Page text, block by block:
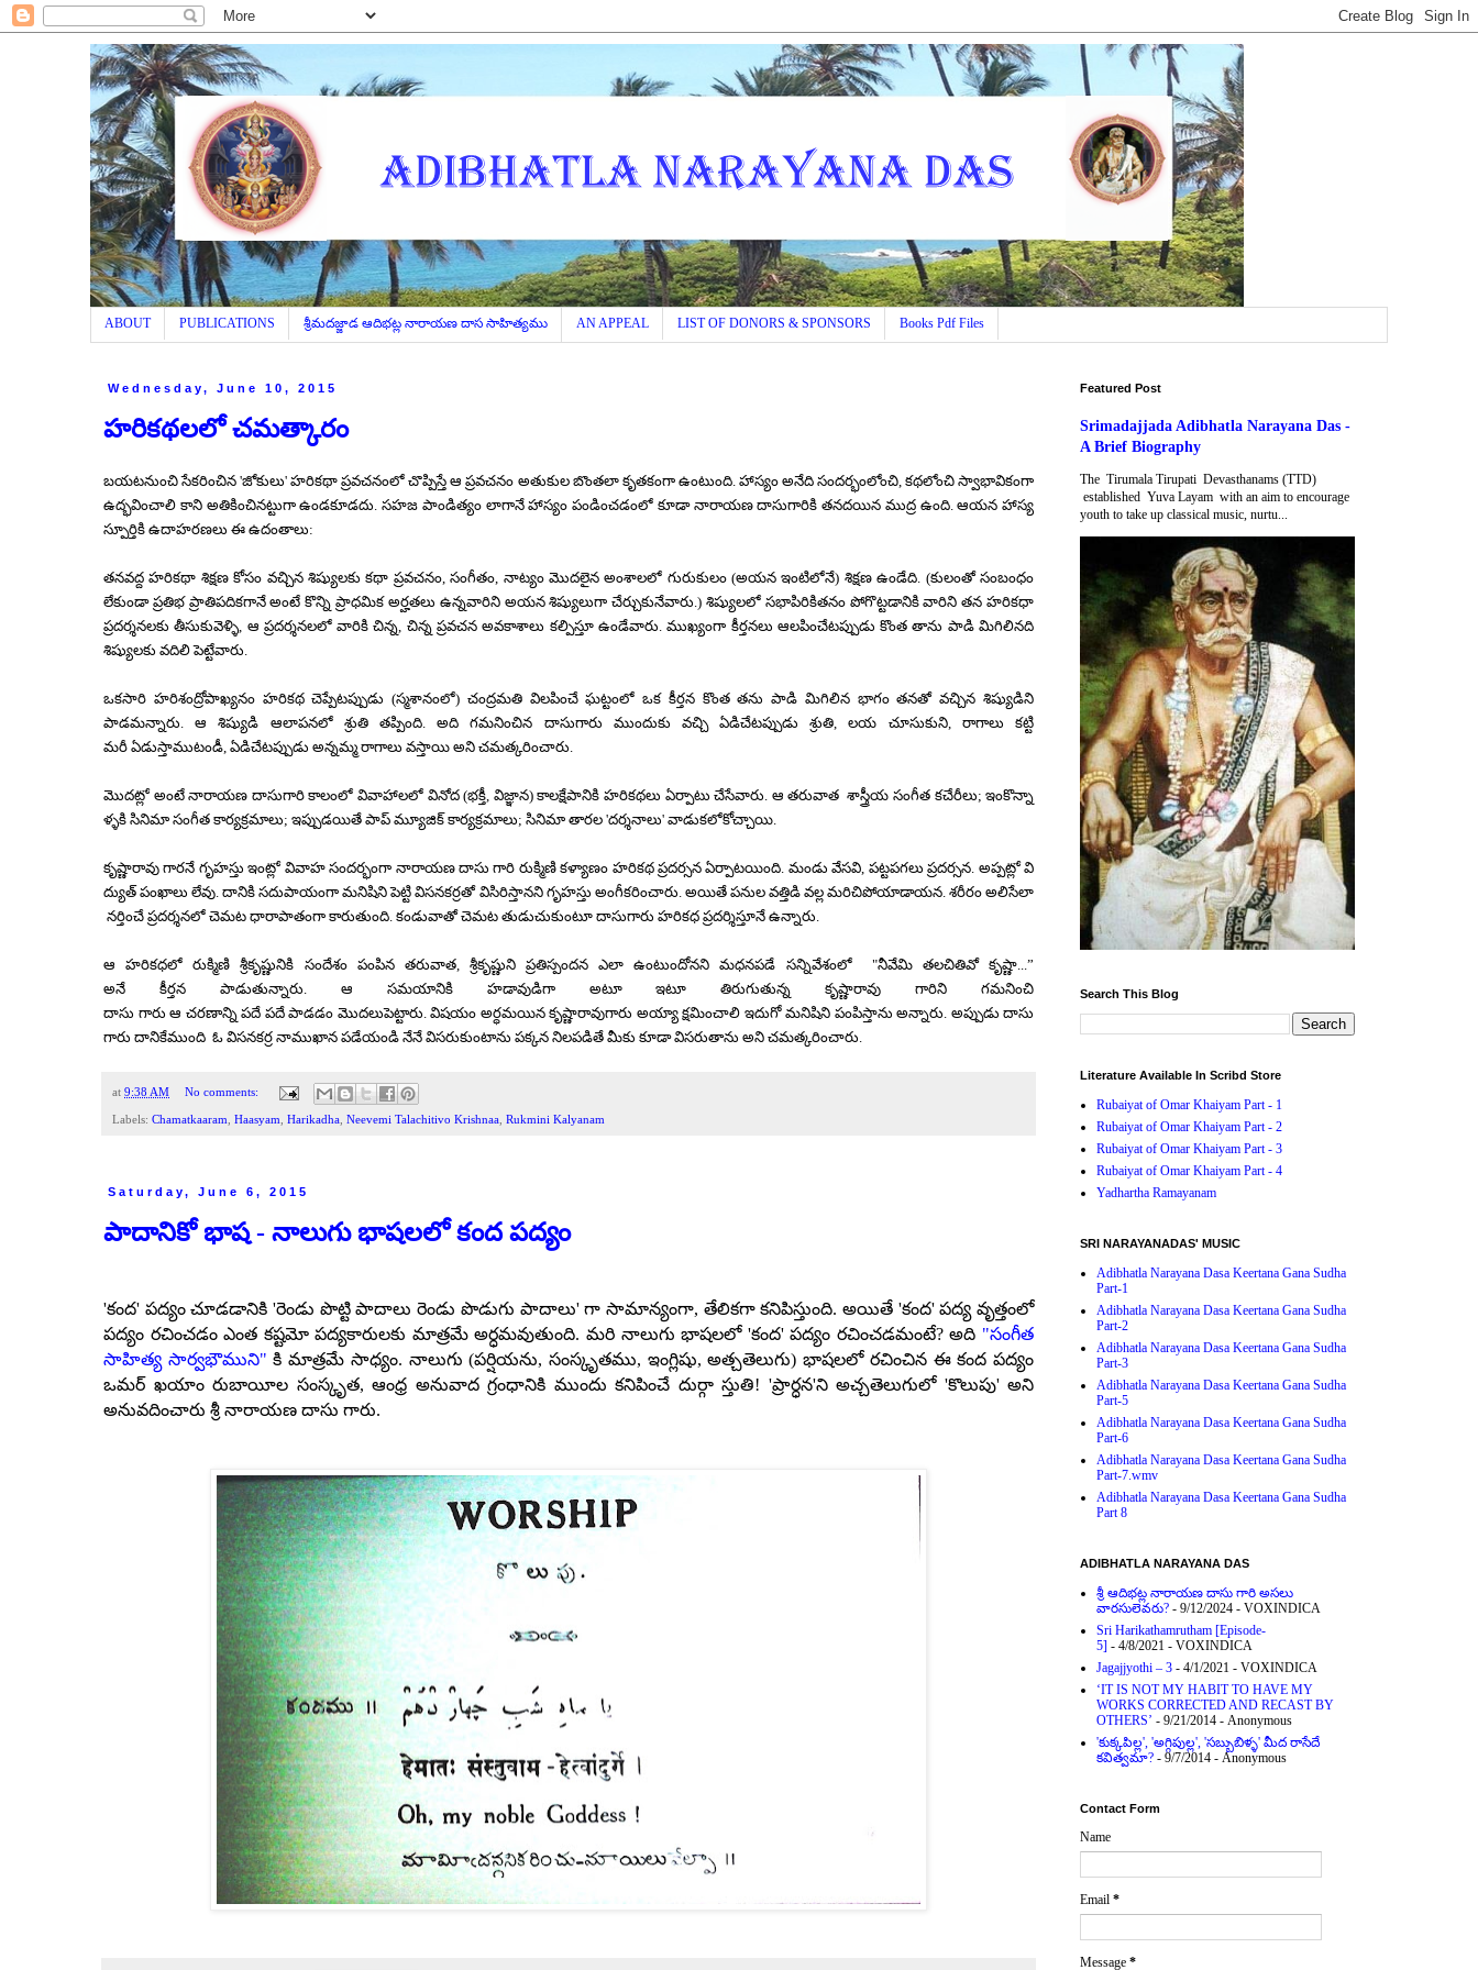
ABOUT PUBLICATIONS శ్రీమదజ్జాడ ఆదిభట్ల నారాయణ దాస సాహిత్యము AN APPEAL LIST OF DONORS & SPONSORS Books Pdf Files
Wednesday, June 10, 2015
హరికథ​లలో చమత్కారం
బయటనుంచి సేకరించిన'జోకులు'హరికథా ప్రవచనంలో చొప్పిస్తే ఆ ప్రవచనం అతుకుల బొంతలా కృతకంగా ఉంటుంది. హాస్యం అనేది సందర్భంలోంచి, కథలోంచి స్వాభావికంగా
ఉద్భవించాలి కాని అతికించినట్టుగా ఉండకూడదు. సహజ పాండిత్యం లాగానే హాస్యం పండించడంలో కూడా నారాయణ దాసుగారికి తనదయిన ముద్ర ఉంది. ఆయన హాస్య
స్పూర్తికి ఉదాహరణలు ఈ ఉదంతాలు:
తనవద్ద హరికథా శిక్షణ కోసం వచ్చిన శిష్యులకు కథా ప్రవచనం,సంగీతం నాట్యం మొదలైన అంశాలలో గురుకులం (అయన ఇంటిలోనే) శిక్షణ ఉండేది. (కులంతో సంబంధం
లేకుండా ప్రతిభ ప్రాతిపదికగానే అంటే కొన్ని ప్రాధమిక అర్హతలు ఉన్నవారిని అయన శిష్యులుగా చేర్చుకునేవారు.) శిష్యులలో సభాపిరికితనం పోగొట్టడానికి వారిని తన హరికధా
ప్రదర్శనలకు తీసుకువెళ్ళి ఆ ప్రదర్శనలలో వారికి చిన్న చిన్న ప్రవచన అవకాశాలు కల్పిస్తూ ఉండేవారు. ముఖ్యంగా కీర్తనలు ఆలపించేటప్పుడు కొంత తాను పాడి మిగిలినది
శిష్యులకు వదిలి పెట్టేవారు.
ఒకసారి హరిశంద్రోపాఖ్యనం హరికథ చెప్పేటప్పుడు (స్మశానంలో) చంద్రమతి విలపించే ఘట్టంలో ఒక కీర్తన కొంత తను పాడి మిగిలిన భాగం తనతో వచ్చిన శిష్యుడిని
పాడమన్నారు. ఆ శిష్యుడి ఆలాపనలో శ్రుతి తప్పింది. అది గమనించిన దాసుగారు ముందుకు వచ్చి ఏడిచేటప్పుడు శ్రుతి ,లయ చూసుకుని, రాగాలు కట్టి
మరీ ఏడుస్తాముటండీ ఏడిచేటప్పుడు అన్నమ్మ రాగాలు వస్తాయి అని చమత్కరించారు.
మొదట్లో అంటే నారాయణ దాసుగారి కాలంలో వివాహాలలో వినోద(భక్తీ విజ్ఞాన) కాలక్షేపానికి హరికథలు ఏర్పాటు చేసేవారు. ఆ తరువాత శాస్త్రీయ సంగీత కచేరీలు;ఇంకొన్నా
ళ్ళకి సినిమా సంగీత కార్యక్రమాలు; ఇప్పుడయితే పాప్ మ్యూజిక్ కార్యక్రమాలు; సినిమా తారల 'దర్శనాలు' వాడుకలోకోచ్చాయి.
కృష్ణారావు గారనే గృహస్తు ఇంట్లో వివాహ సందర్భంగా నారాయణ దాసు గారి రుక్మిణి కళ్యాణం హరికథ ప్రదర్సన ఏర్పాటయింది. మండు వేసవి పట్టపగలు ప్రదర్సన. అప్పట్లో వి
ద్యుత్ పంఖాలు లేవు. దానికి సదుపాయంగా మనిషిని పెట్టి విసనకర్రతో విసిరిస్తానని గృహస్తు అంగీకరించారు. అయితే పనుల వత్తిడి వల్ల మరిచిపోయాడాయన. శరీరం అలిసేలా
నర్తించే ప్రదర్శనలో చెమట ధారాపాతంగా కారుతుంది. కండువాతో చెమట తుడుచుకుంటూ దాసుగారు హరికధ ప్రదర్శిస్తూనే ఉన్నారు.
ఆ హరికధలో రుక్మిణి శ్రీకృష్ణునికి సందేశం పంపిన తరువాత, శ్రీకృష్ణుని ప్రతిస్పందన ఎలా ఉంటుందోనని మధనపడే సన్నివేశంలో"నీవేమి తలచితివో కృష్ణా ...”
అనే కీర్తన పాడుతున్నారు. ఆ సమయానికి హడావుడిగా అటూ ఇటూ తిరుగుతున్న కృష్ణారావు గారిని
గమనించి
దాసు గారు ఆ చరణాన్ని పదే పదే పాడడం మొదలుపెట్టారు. విషయం అర్ధమయిన కృష్ణారావుగారు అయ్యా క్షమించాలి ఇదుగో మనిషిని పంపిస్తాను అన్నారు. అప్పుడు దాసు
గారు దానికేముంది ఓ విసనకర్ర నాముఖాన పడేయండి నేనే విసరుకుంటాను పక్కన నిలపడితే మీకు కూడా విసరుతాను అని చమత్కరించారు.
at 9:38 AM No comments:
Labels: Chamatkaaram Haasyam Harikadha Neevemi Talachitivo Krishnaa Rukmini Kalyanam
Saturday, June 6, 2015
పాదానికో భాష - నాలుగు భాషలలో కంద పద్యం
'కంద' పద్యం చూడడానికి 'రెండు పొట్టి పాదాలు రెండు పొడుగు పాదాలు' గా సామాన్యంగా, తేలికగా కనిపిస్తుంది. అయితే 'కంద' పద్య వృత్తంలో
పద్యం రచించడం ఎంత కష్టమోపద్యకారులకు మాత్రమే అర్ధమవుతుంది. మరి నాలుగు భాషలలో 'కంద' పద్యం రచించడమంటే? అది "సంగీత
సాహిత్య సార్వభౌముని" కి మాత్రమే సాధ్యం. నాలుగు (పర్షియను, సంస్కృతము, ఇంగ్లిషు, అత్చతెలుగు) భాషలలో రచించిన ఈ కంద పద్యం
ఒమర్ ఖయాం రుబాయీల సంస్కృత, ఆంధ్ర అనువాద గ్రంధానికి ముందు కనిపించే దుర్గా స్తుతి! 'ప్రార్ధన'ని అచ్చతెలుగులో 'కొలుపు' అని
అనువదించారు శ్రీ నారాయణ దాసు గారు.
Featured Post
Srimadajjada Adibhatla Narayana Das -
A Brief Biography
The Tirumala Tirupati Devasthanams (TTD)
established Yuva Layam with an aim to encourage
youth to take up classical music, nurtu...
Search This Blog
Literature Available In Scribd Store
Rubaiyat of Omar Khaiyam Part - 1
Rubaiyat of Omar Khaiyam Part - 2
Rubaiyat of Omar Khaiyam Part - 3
Rubaiyat of Omar Khaiyam Part - 4
Yadhartha Ramayanam
SRI NARAYANADAS' MUSIC
Adibhatla Narayana Dasa Keertana Gana Sudha
Part-1
Adibhatla Narayana Dasa Keertana Gana Sudha
Part-2
Adibhatla Narayana Dasa Keertana Gana Sudha
Part-3
Adibhatla Narayana Dasa Keertana Gana Sudha
Part-5
Adibhatla Narayana Dasa Keertana Gana Sudha
Part-6
Adibhatla Narayana Dasa Keertana Gana Sudha
Part-7.wmv
Adibhatla Narayana Dasa Keertana Gana Sudha
Part 8
ADIBHATLA NARAYANA DAS
శ్రీ ఆదిభట్ల నారాయణ దాసు గారి అసలు
వారసులెవరు? - 9/12/2024 - VOXINDICA
Sri Harikathamrutham [Episode-
5] - 4/8/2021 - VOXINDICA
Jagajjyothi – 3 - 4/1/2021 - VOXINDICA
‘IT IS NOT MY HABIT TO HAVE MY
WORKS CORRECTED AND RECAST BY
OTHERS’ - 9/21/2014 - Anonymous
'కుక్కపిల్ల', 'అగ్గిపుల్ల', 'సబ్బుబిళ్ళ' మీద రాసేదే
కవిత్వమా? - 9/7/2014 - Anonymous
Contact Form
Name
Email *
Message *